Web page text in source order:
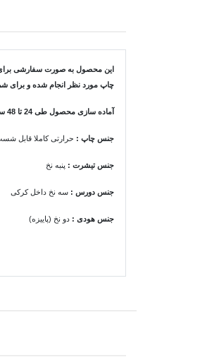
این محصول به صورت سفارشی برای
چاپ مورد نظر انجام شده و برای
آماده سازی محصول طی 24 تا 48 ساعت انجام و پس از آن ارسال خواهد شد.
جنس چاپ : حرارتی کاملا قابل
جنس تیشرت : پنبه نخ
جنس دورس : سه نخ داخل کرکی
جنس هودی : دو نخ (پاییزه)